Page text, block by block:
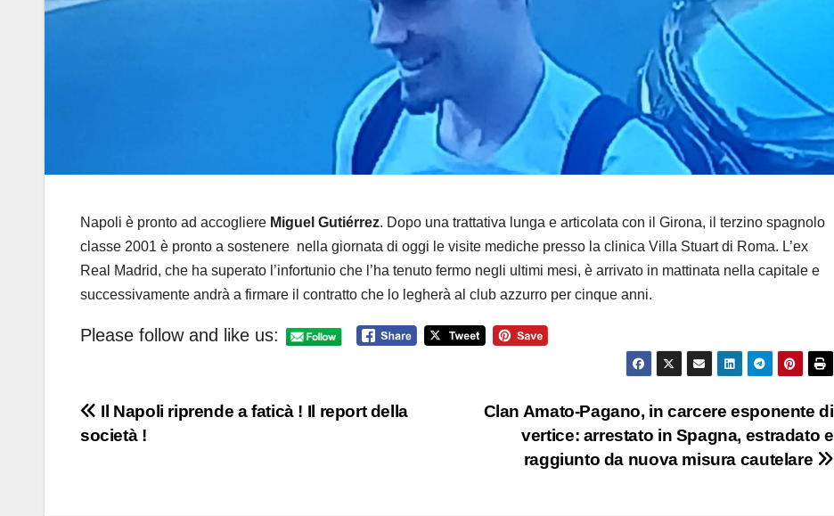
Napoli è pronto ad accogliere Miguel Gutiérrez. Dopo una trattativa lunga e articolata con il Girona, il terzino spagnolo
classe 2001 è pronto a sostenere nella giornata di oggi le visite mediche presso la clinica Villa Stuart di Roma. L’ex
Real Madrid, che ha superato l’infortunio che l’ha tenuto fermo negli ultimi mesi, è arrivato in mattinata nella capitale e
successivamente andrà a firmare il contratto che lo legherà al club azzurro per cinque anni.
Please follow and like us:
Navigazione
Clan Amato-Pagano, in carcere esponente di
vertice: arrestato in Spagna, estradato e
raggiunto da nuova misura cautelare
Il Napoli riprende a faticà ! Il report della
società !